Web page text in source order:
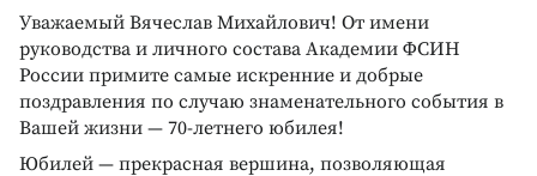
Уважаемый Вячеслав Михайлович! От имени
руководства и личного состава Академии ФСИН
России примите самые искренние и добрые
поздравления по случаю знаменательного события в
Вашей жизни — 70-летнего юбилея!
Юбилей — прекрасная вершина, позволяющая